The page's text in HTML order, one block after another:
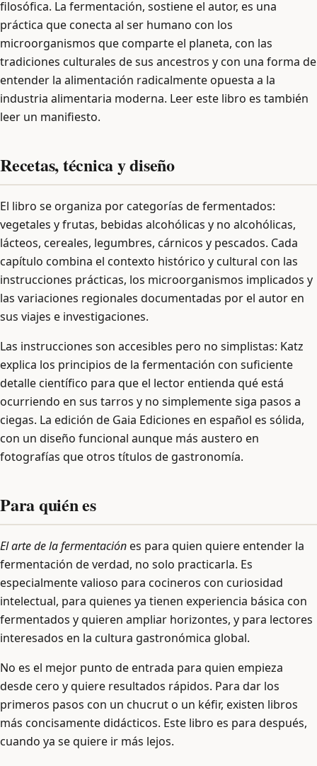
filosófica. La fermentación, sostiene el autor, es una
práctica que conecta al ser humano con los
microorganismos que comparte el planeta, con las
tradiciones culturales de sus ancestros y con una forma de
entender la alimentación radicalmente opuesta a la
industria alimentaria moderna. Leer este libro es también
leer un manifiesto.
Recetas, técnica y diseño
El libro se organiza por categorías de fermentados:
vegetales y frutas, bebidas alcohólicas y no alcohólicas,
lácteos, cereales, legumbres, cárnicos y pescados. Cada
capítulo combina el contexto histórico y cultural con las
instrucciones prácticas, los microorganismos implicados y
las variaciones regionales documentadas por el autor en
sus viajes e investigaciones.
Las instrucciones son accesibles pero no simplistas: Katz
explica los principios de la fermentación con suficiente
detalle científico para que el lector entienda qué está
ocurriendo en sus tarros y no simplemente siga pasos a
ciegas. La edición de Gaia Ediciones en español es sólida,
con un diseño funcional aunque más austero en
fotografías que otros títulos de gastronomía.
Para quién es
El arte de la fermentaciónes para quien quiere entender la
fermentación de verdad, no solo practicarla. Es
especialmente valioso para cocineros con curiosidad
intelectual, para quienes ya tienen experiencia básica con
fermentados y quieren ampliar horizontes, y para lectores
interesados en la cultura gastronómica global.
No es el mejor punto de entrada para quien empieza
desde cero y quiere resultados rápidos. Para dar los
primeros pasos con un chucrut o un kéfir, existen libros
más concisamente didácticos. Este libro es para después,
cuando ya se quiere ir más lejos.